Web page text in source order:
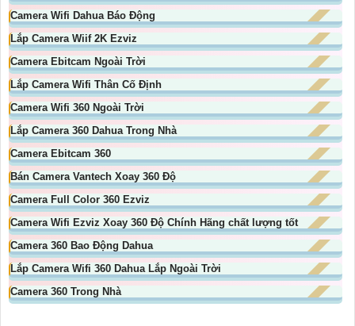
Camera Wifi Dahua Báo Động
Lắp Camera Wiif 2K Ezviz
Camera Ebitcam Ngoài Trời
Lắp Camera Wifi Thân Cố Định
Camera Wifi 360 Ngoài Trời
Lắp Camera 360 Dahua Trong Nhà
Camera Ebitcam 360
Bán Camera Vantech Xoay 360 Độ
Camera Full Color 360 Ezviz
Camera Wifi Ezviz Xoay 360 Độ Chính Hãng chất lượng tốt
Camera 360 Bao Động Dahua
Lắp Camera Wifi 360 Dahua Lắp Ngoài Trời
Camera 360 Trong Nhà